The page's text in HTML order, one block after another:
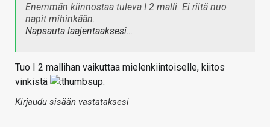
Enemmän kiinnostaa tuleva I 2 malli. Ei riitä nuo
napit mihinkään.
Napsauta laajentaaksesi…
Tuo I 2 mallihan vaikuttaa mielenkiintoiselle, kiitos
vinkistä
Kirjaudu sisään vastataksesi